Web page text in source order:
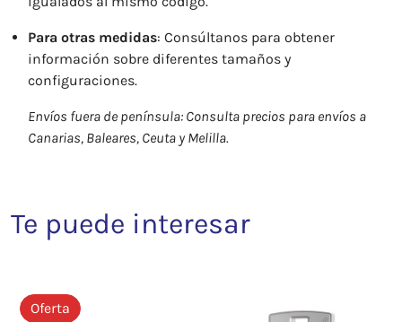
Para otras medidas: Consúltanos para obtener
información sobre diferentes tamaños y
configuraciones.
Envíos fuera de península: Consulta precios para envíos a
Canarias, Baleares, Ceuta y Melilla.
Te puede interesar
Oferta